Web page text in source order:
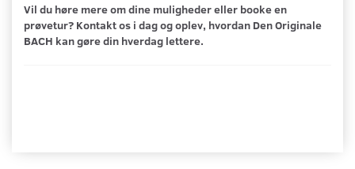
Vil du høre mere om dine muligheder eller booke en
prøvetur? Kontakt os i dag og oplev, hvordan Den Originale
BACH kan gøre din hverdag lettere.